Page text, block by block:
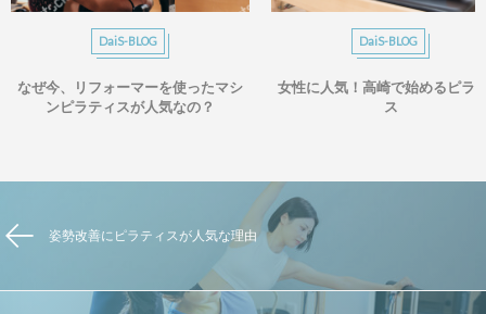
DaiS-BLOG
なぜ今、リフォーマーを使ったマシ
ンピラティスが人気なの？
DaiS-BLOG
女性に人気！高崎で始めるピラ
ス
姿勢改善にピラティスが人気な理由